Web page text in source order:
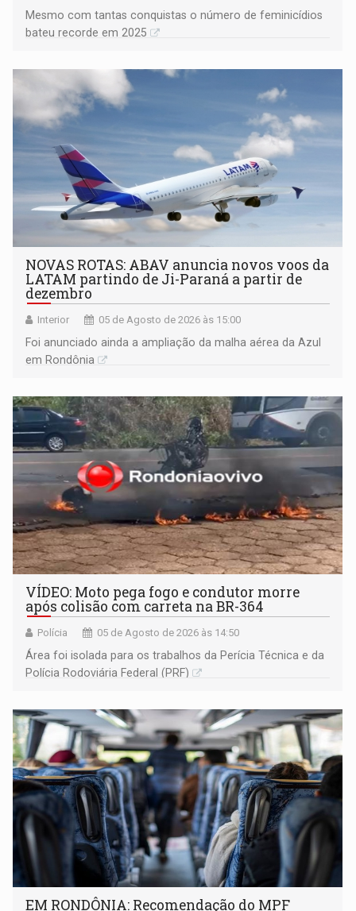
Mesmo com tantas conquistas o número de feminicídios
bateu recorde em 2025
NOVAS ROTAS: ABAV anuncia novos voos da
LATAM partindo de Ji-Paraná a partir de
dezembro
Interior 05 de Agosto de 2026 às 15:00
Foi anunciado ainda a ampliação da malha aérea da Azul
em Rondônia
VÍDEO: Moto pega fogo e condutor morre
após colisão com carreta na BR-364
Polícia 05 de Agosto de 2026 às 14:50
Área foi isolada para os trabalhos da Perícia Técnica e da
Polícia Rodoviária Federal (PRF)
EM RONDÔNIA: Recomendação do MPF